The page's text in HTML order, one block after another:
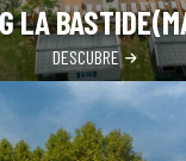
LA
DESCUBRE